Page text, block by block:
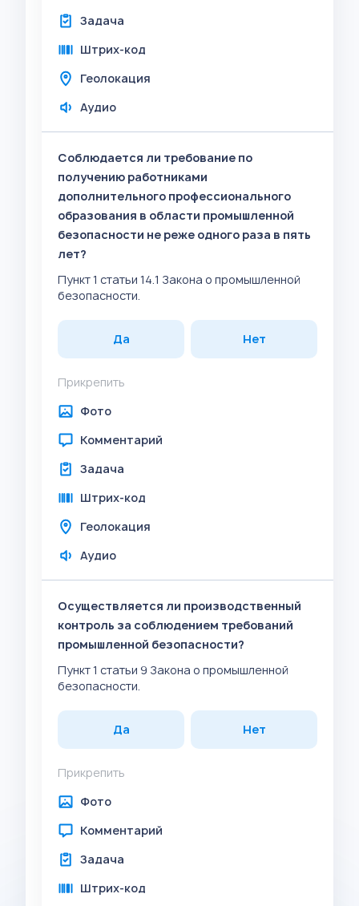
Задача
Штрих-код
Геолокация
Аудио
Соблюдается ли требование по
получению работниками
дополнительного профессионального
образования в области промышленной
безопасности не реже одного раза в пять
лет?
Пункт 1 статьи 14.1 Закона о промышленной
безопасности.
Да Нет
Прикрепить
Фото
Комментарий
Задача
Штрих-код
Геолокация
Аудио
Осуществляется ли производственный
контроль за соблюдением требований
промышленной безопасности?
Пункт 1 статьи 9 Закона о промышленной
безопасности.
Да Нет
Прикрепить
Фото
Комментарий
Задача
Штрих-код